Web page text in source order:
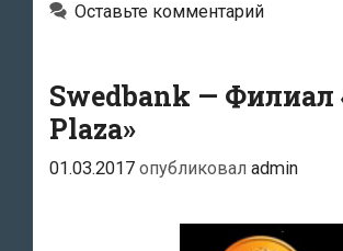
Оставьте комментарий
Swedbank — Филиал
Plaza»
01.03.2017 опубликовал admin